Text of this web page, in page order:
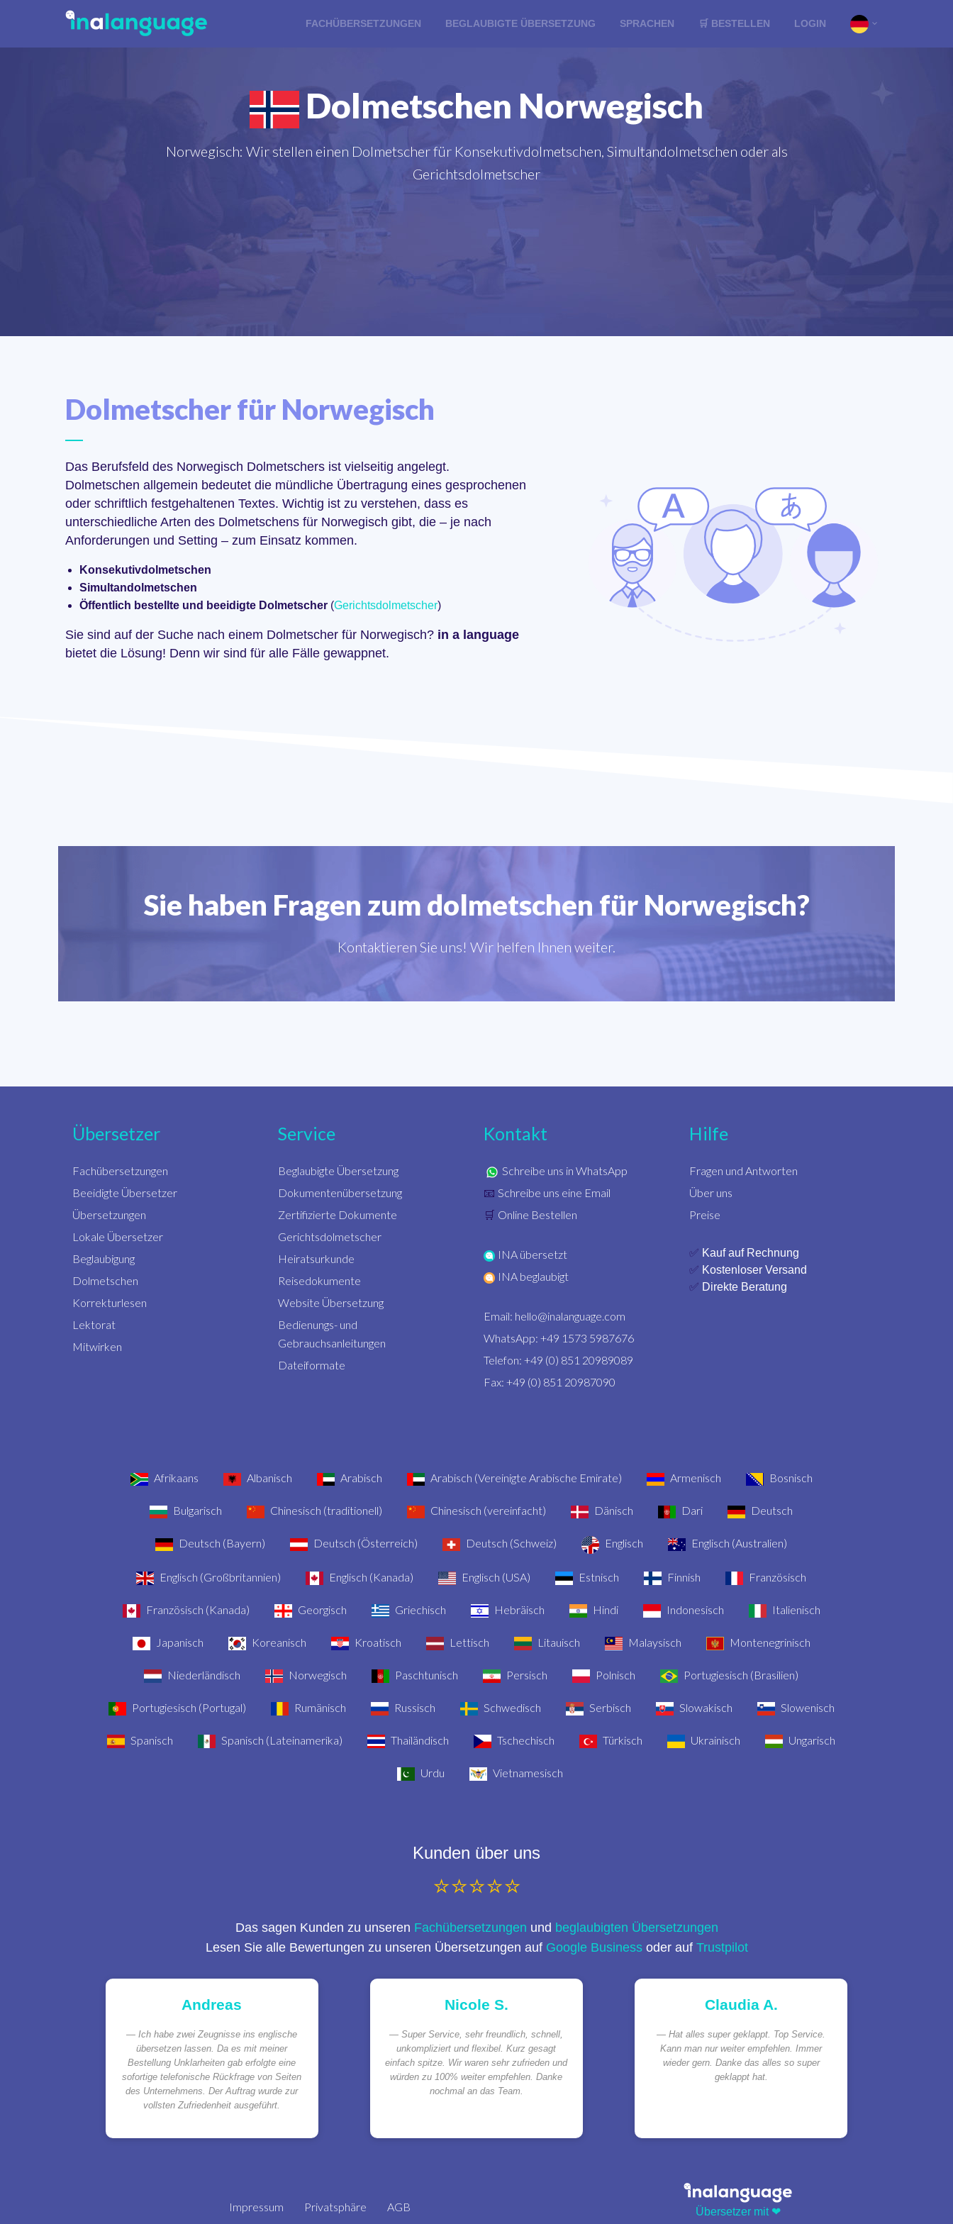
FACHÜBERSETZUNGEN BEGLAUBIGTE ÜBERSETZUNG SPRACHEN 🛒 BESTELLEN LOGIN
Dolmetschen Norwegisch
Norwegisch: Wir stellen einen Dolmetscher für Konsekutivdolmetschen, Simultandolmetschen oder als
Gerichtsdolmetscher
Dolmetscher für Norwegisch
Das Berufsfeld des Norwegisch Dolmetschers ist vielseitig angelegt.
Dolmetschen allgemein bedeutet die mündliche Übertragung eines gesprochenen
oder schriftlich festgehaltenen Textes. Wichtig ist zu verstehen, dass es
unterschiedliche Arten des Dolmetschens für Norwegisch gibt, die – je nach
Anforderungen und Setting – zum Einsatz kommen.
Konsekutivdolmetschen
Simultandolmetschen
Öffentlich bestellte und beeidigte Dolmetscher (Gerichtsdolmetscher)
Sie sind auf der Suche nach einem Dolmetscher für Norwegisch? in a language
bietet die Lösung! Denn wir sind für alle Fälle gewappnet.
Sie haben Fragen zum dolmetschen für Norwegisch?
Kontaktieren Sie uns! Wir helfen Ihnen weiter.
Übersetzer
Fachübersetzungen
Beeidigte Übersetzer
Übersetzungen
Lokale Übersetzer
Beglaubigung
Dolmetschen
Korrekturlesen
Lektorat
Mitwirken
Service
Beglaubigte Übersetzung
Dokumentenübersetzung
Zertifizierte Dokumente
Gerichtsdolmetscher
Heiratsurkunde
Reisedokumente
Website Übersetzung
Bedienungs- und
Gebrauchsanleitungen
Dateiformate
Kontakt
Schreibe uns in WhatsApp
📧 Schreibe uns eine Email
🛒 Online Bestellen
INA übersetzt
INA beglaubigt
Email: hello@inalanguage.com
WhatsApp: +49 1573 5987676
Telefon: +49 (0) 851 20989089
Fax: +49 (0) 851 20987090
Hilfe
Fragen und Antworten
Über uns
Preise
✅ Kauf auf Rechnung
✅ Kostenloser Versand
✅ Direkte Beratung
Afrikaans Albanisch Arabisch Arabisch (Vereinigte Arabische Emirate) Armenisch Bosnisch
Bulgarisch Chinesisch (traditionell) Chinesisch (vereinfacht) Dänisch Dari Deutsch
Deutsch (Bayern) Deutsch (Österreich) Deutsch (Schweiz) Englisch Englisch (Australien)
Englisch (Großbritannien) Englisch (Kanada) Englisch (USA) Estnisch Finnish Französisch
Französisch (Kanada) Georgisch Griechisch Hebräisch Hindi Indonesisch Italienisch
Japanisch Koreanisch Kroatisch Lettisch Litauisch Malaysisch Montenegrinisch
Niederländisch Norwegisch Paschtunisch Persisch Polnisch Portugiesisch (Brasilien)
Portugiesisch (Portugal) Rumänisch Russisch Schwedisch Serbisch Slowakisch Slowenisch
Spanisch Spanisch (Lateinamerika) Thailändisch Tschechisch Türkisch Ukrainisch Ungarisch
Urdu Vietnamesisch
Kunden über uns
⭐⭐⭐⭐⭐
Das sagen Kunden zu unseren Fachübersetzungen und beglaubigten Übersetzungen
Lesen Sie alle Bewertungen zu unseren Übersetzungen auf Google Businessoder auf Trustpilot
Andreas
Ich habe zwei Zeugnisse ins englische
übersetzen lassen. Da es mit meiner
Bestellung Unklarheiten gab erfolgte eine
sofortige telefonische Rückfrage von Seiten
des Unternehmens. Der Auftrag wurde zur
vollsten Zufriedenheit ausgeführt.
Nicole S.
Super Service, sehr freundlich, schnell,
unkompliziert und flexibel. Kurz gesagt
einfach spitze. Wir waren sehr zufrieden und
würden zu 100% weiter empfehlen. Danke
nochmal an das Team.
Claudia A.
Hat alles super geklappt. Top Service.
Kann man nur weiter empfehlen. Immer
wieder gern. Danke das alles so super
geklappt hat.
Impressum Privatsphäre AGB Übersetzer mit ❤